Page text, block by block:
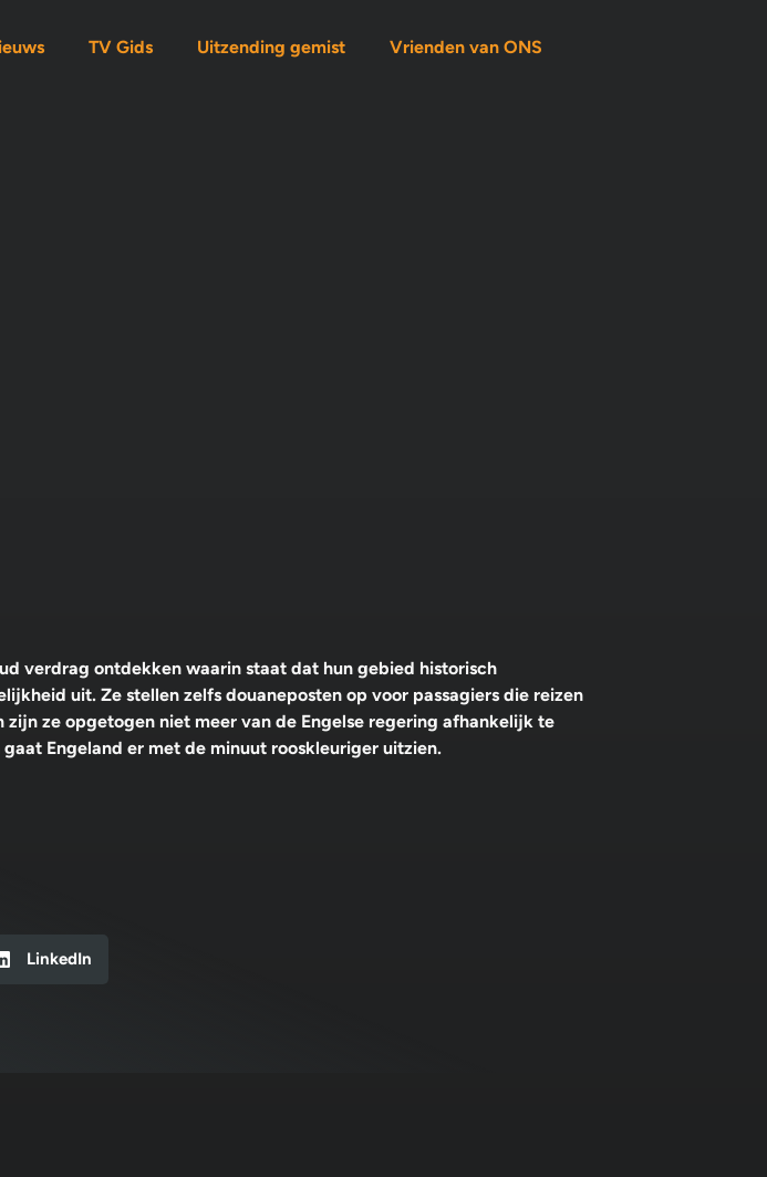
TV Gids Uitzending gemist Vrienden van ONS
verdrag ontdekken waarin staat dat hun gebied historisch
uit. Ze stellen zelfs douaneposten op voor passagiers die reizen
ze opgetogen niet meer van de Engelse regering afhankelijk te
Engeland er met de minuut rooskleuriger uitzien.
LinkedIn